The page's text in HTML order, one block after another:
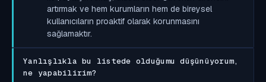
artırmak ve hem kurumların hem de bireysel
kullanıcıların proaktif olarak korunmasını
sağlamaktır.
Yanlışlıkla bu listede olduğumu düşünüyorum,
ne yapabilirim?